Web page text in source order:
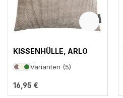
KISSENHÜLLE, ARLO
Varianten (5)
16,95 €